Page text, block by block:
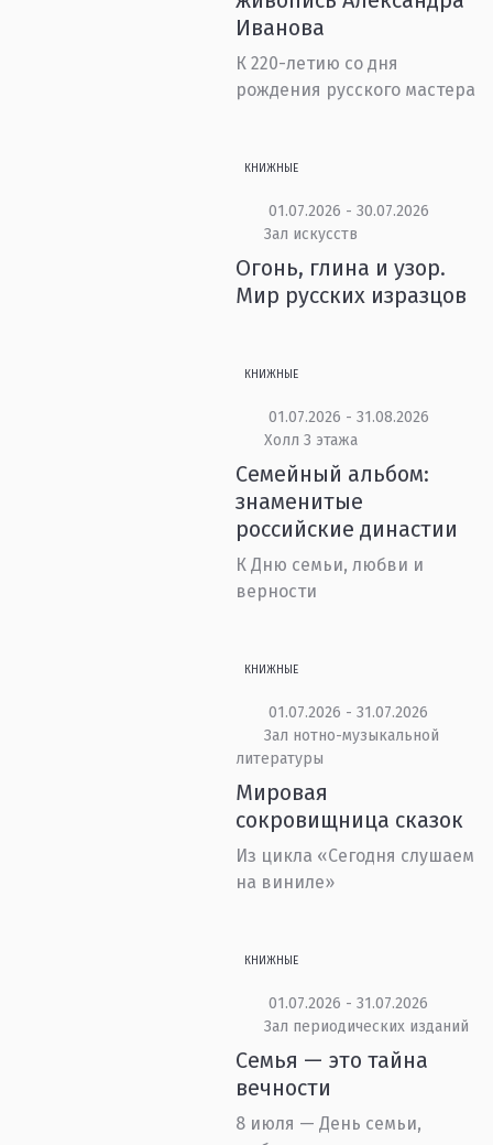
Иванова
К 220-летию со дня
рождения русского мастера
КНИЖНЫЕ
01.07.2026 - 30.07.2026
Зал искусств
Огонь, глина и узор.
Мир русских изразцов
КНИЖНЫЕ
01.07.2026 - 31.08.2026
Холл 3 этажа
Семейный альбом:
знаменитые
российские династии
К Дню семьи, любви и
верности
КНИЖНЫЕ
01.07.2026 - 31.07.2026
Зал нотно-музыкальной
литературы
Мировая
сокровищница сказок
Из цикла «Сегодня слушаем
на виниле»
КНИЖНЫЕ
01.07.2026 - 31.07.2026
Зал периодических изданий
Семья — это тайна
вечности
8 июля — День семьи,